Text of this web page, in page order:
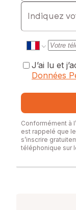
E-mail
J’ai lu et
Données
Conformément à
est rappelé que
s’inscrire
téléphonique sur